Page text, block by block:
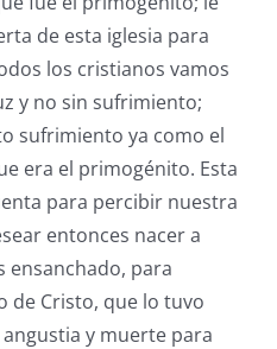
de esta iglesia para
los cristianos vamos
y no sin sufrimiento;
sufrimiento ya como el
era el primogénito. Esta
para percibir nuestra
entonces nacer a
ensanchado, para
de Cristo, que lo tuvo
y muerte para